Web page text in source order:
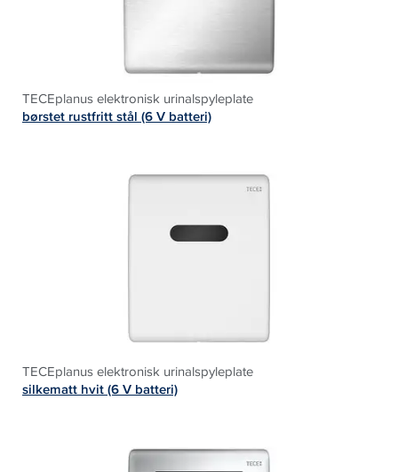
TECEplanus elektronisk urinalspyleplate
børstet rustfritt stål (6 V batteri)
TECEplanus elektronisk urinalspyleplate
silkematt hvit (6 V batteri)